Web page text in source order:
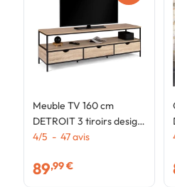
Meuble TV 160 cm
DETROIT 3 tiroirs design
industriel
4/5 - 47avis
89,99 €